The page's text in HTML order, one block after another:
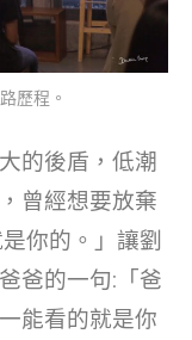
歷程。
的後盾，低潮
曾經想要放棄
你的。」讓劉
爸的一句:「爸
能看的就是你